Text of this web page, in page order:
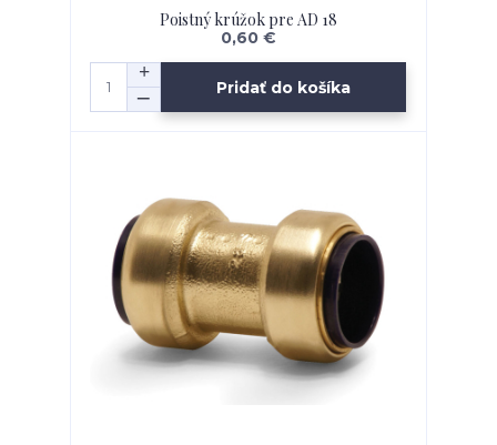
Poistný krúžok pre AD 18
0,60 €
Pridať do košíka